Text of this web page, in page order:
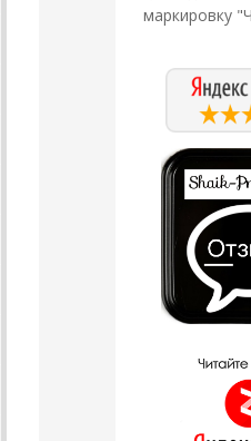
маркировку